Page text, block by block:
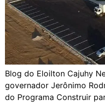
Blog do Eloilton Cajuhy
governador Jerônimo
do Programa Construir